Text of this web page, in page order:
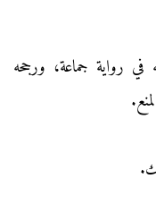
رواية جماعة، ورجحه